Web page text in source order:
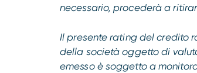
necessario, procederà a
Il presente rating del credito
della società oggetto di
emesso è soggetto a